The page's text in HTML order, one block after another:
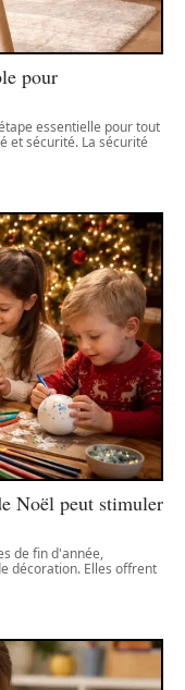
pour
essentielle pour tout
et sécurité. La sécurité
Noël peut stimuler
de fin d'année,
décoration. Elles offrent